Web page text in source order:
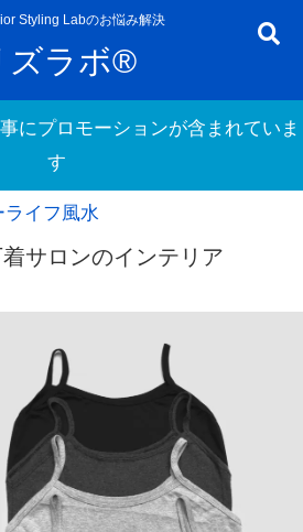
Styling Labのお悩み解決
ズラボ®
にプロモーションが含まれていま
す
ライフ風水
サロンのインテリア